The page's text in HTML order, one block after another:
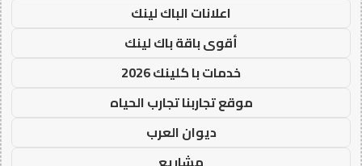
اعلانات الباك لينك
أقوى باقة باك لينك
خدمات با كلينك 2026
موقع تجاربنا تجارب الحياه
ديوان العرب